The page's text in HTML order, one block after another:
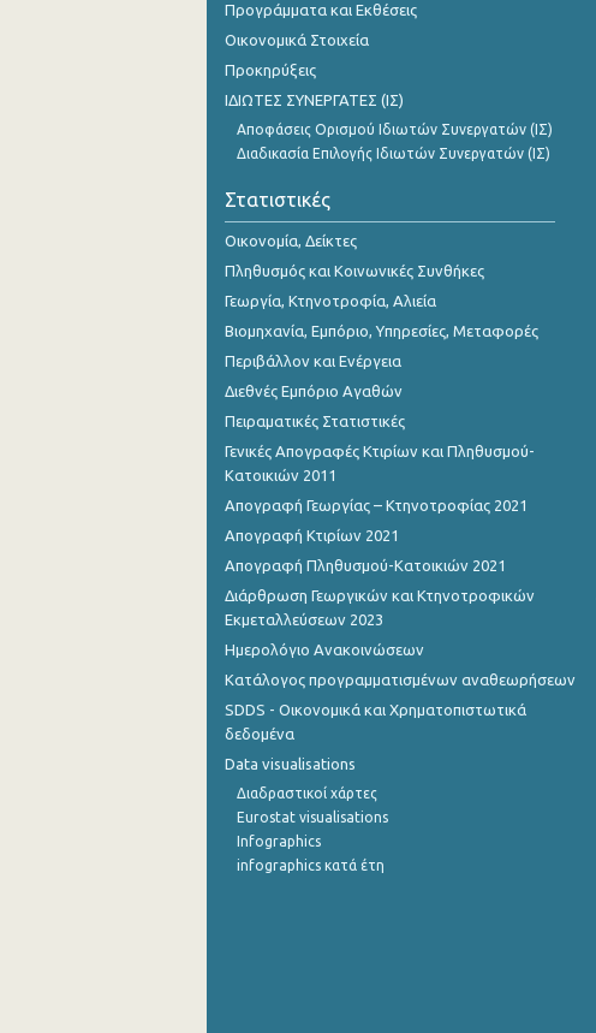
Προγράμματα και Εκθέσεις
Οικονομικά Στοιχεία
Προκηρύξεις
ΙΔΙΩΤΕΣ ΣΥΝΕΡΓΑΤΕΣ (ΙΣ)
Αποφάσεις Ορισμού Ιδιωτών Συνεργατών (ΙΣ)
Διαδικασία Επιλογής Ιδιωτών Συνεργατών (ΙΣ)
Στατιστικές
Οικονομία, Δείκτες
Πληθυσμός και Κοινωνικές Συνθήκες
Γεωργία, Κτηνοτροφία, Αλιεία
Βιομηχανία, Εμπόριο, Υπηρεσίες, Μεταφορές
Περιβάλλον και Ενέργεια
Διεθνές Εμπόριο Αγαθών
Πειραματικές Στατιστικές
Γενικές Απογραφές Κτιρίων και Πληθυσμού-
Κατοικιών 2011
Απογραφή Γεωργίας – Κτηνοτροφίας 2021
Απογραφή Κτιρίων 2021
Απογραφή Πληθυσμού-Κατοικιών 2021
Διάρθρωση Γεωργικών και Κτηνοτροφικών
Εκμεταλλεύσεων 2023
Ημερολόγιο Ανακοινώσεων
Κατάλογος προγραμματισμένων αναθεωρήσεων
SDDS - Οικονομικά και Χρηματοπιστωτικά
δεδομένα
Data visualisations
Διαδραστικοί χάρτες
Eurostat visualisations
Infographics
infographics κατά έτη